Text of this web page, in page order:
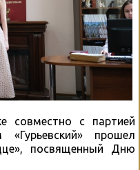
совместно с партией
прошел
посвященный Дню